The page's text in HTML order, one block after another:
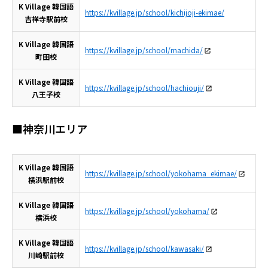
K Village 韓国語
吉祥寺駅前校
https://kvillage.jp/school/kichijoji-ekimae/
K Village 韓国語
町田校
https://kvillage.jp/school/machida/
K Village 韓国語
八王子校
https://kvillage.jp/school/hachiouji/
■神奈川エリア
K Village 韓国語
横浜駅前校
https://kvillage.jp/school/yokohama_ekimae/
K Village 韓国語
横浜校
https://kvillage.jp/school/yokohama/
K Village 韓国語
川崎駅前校
https://kvillage.jp/school/kawasaki/